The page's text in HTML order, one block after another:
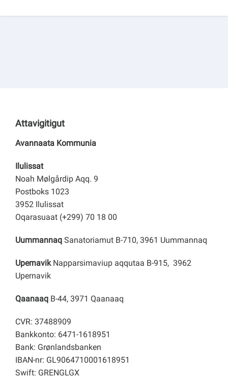
Attavigitigut
Avannaata Kommunia
Ilulissat
Noah Mølgårdip Aqq. 9
Postboks 1023
3952 Ilulissat
Oqarasuaat (+299) 70 18 00
Uummannaq Sanatoriamut B-710, 3961 Uummannaq
Upernavik Napparsimaviup aqqutaa B-915, 3962
Upernavik
Qaanaaq B-44, 3971 Qaanaaq
CVR: 37488909
Bankkonto: 6471-1618951
Bank: Grønlandsbanken
IBAN-nr: GL9064710001618951
Swift: GRENGLGX